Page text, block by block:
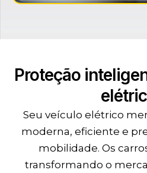
Proteção
Seu veículo elétrico
moderna, eficiente e
mobilidade. Os
transformando o